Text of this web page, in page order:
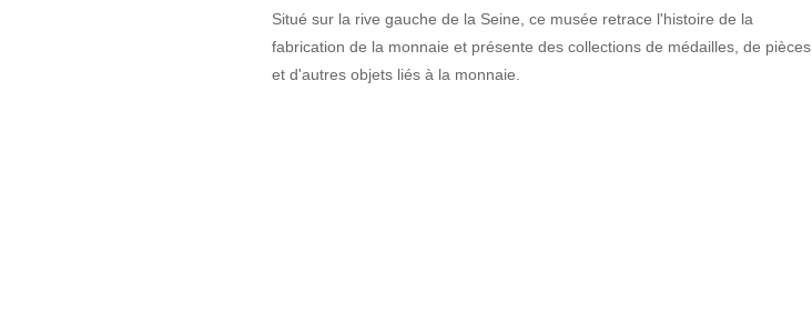
Situé sur la rive gauche de la Seine, ce musée retrace l'histoire de la
fabrication de la monnaie et présente des collections de médailles, de pièces
et d'autres objets liés à la monnaie.